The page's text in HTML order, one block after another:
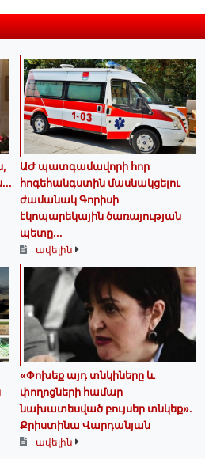
ԱԺ պատգամավորի հոր
հոգեհանգստին մասնակցելու
ժամանակ Գորիսի
էկոպարեկային ծառայության
պետը...
ավելին
«Փոխեք այդ տնկիները և
փողոցների համար
նախատեսված բույսեր տնկեք».
Քրիստինա Վարդանյան
ավելին